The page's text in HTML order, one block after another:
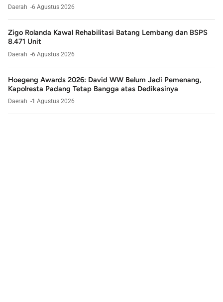
Daerah 6 Agustus 2026
Zigo Rolanda Kawal Rehabilitasi Batang Lembang dan BSPS
8.471 Unit
Daerah 6 Agustus 2026
Hoegeng Awards 2026: David WW Belum Jadi Pemenang,
Kapolresta Padang Tetap Bangga atas Dedikasinya
Daerah 1 Agustus 2026